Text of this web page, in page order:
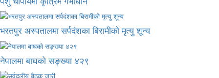
भरतपुर अस्पतालमा सर्पदंशका बिरामीको मृत्यु शून्य
नेपालमा बाघको सङ्ख्या ४२९